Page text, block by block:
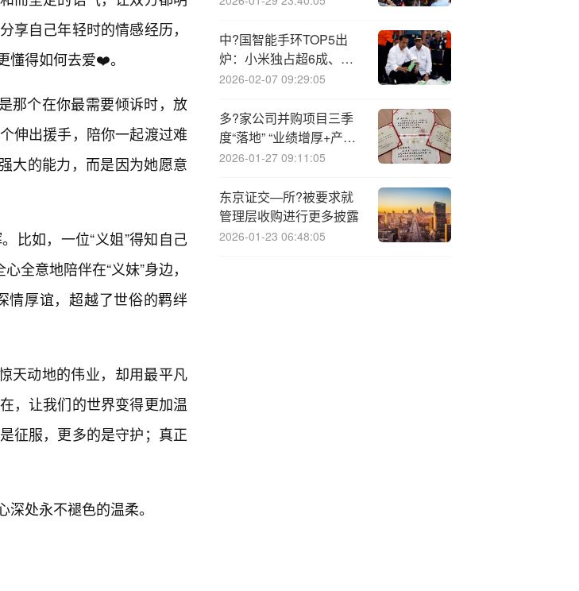
享自己年轻时的情感经历，
懂得如何去爱❤️。
那个在你最需要倾诉时，放
伸出援手，陪你一起渡过难
大的能力，而是因为她愿意
比如，一位“义姐”得知自己
全意地陪伴在“义妹”身边，
情厚谊，超越了世俗的羁绊
天动地的伟业，却用最平凡
，让我们的世界变得更加温
征服，更多的是守护；真正
处永不褪色的温柔。
中?国智能手环TOP5出
炉：小米独占超6成、华
为第二
2026-02-07 09:29:05
多?家公司并购项目三季
度“落地” “业绩增厚+产业
协同”效应可期
2026-01-27 09:11:05
东京证交—所?被要求就
管理层收购进行更多披露
2026-01-23 06:48:05